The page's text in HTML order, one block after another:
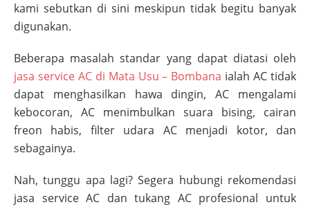
kami sebutkan di sini meskipun tidak begitu banyak
digunakan.
Beberapa masalah standar yang dapat diatasi oleh
jasa service AC di Mata Usu – Bombana ialah AC tidak
dapat menghasilkan hawa dingin, AC mengalami
kebocoran, AC menimbulkan suara bising, cairan
freon habis, filter udara AC menjadi kotor, dan
sebagainya.
Nah, tunggu apa lagi? Segera hubungi rekomendasi
jasa service AC dan tukang AC profesional untuk